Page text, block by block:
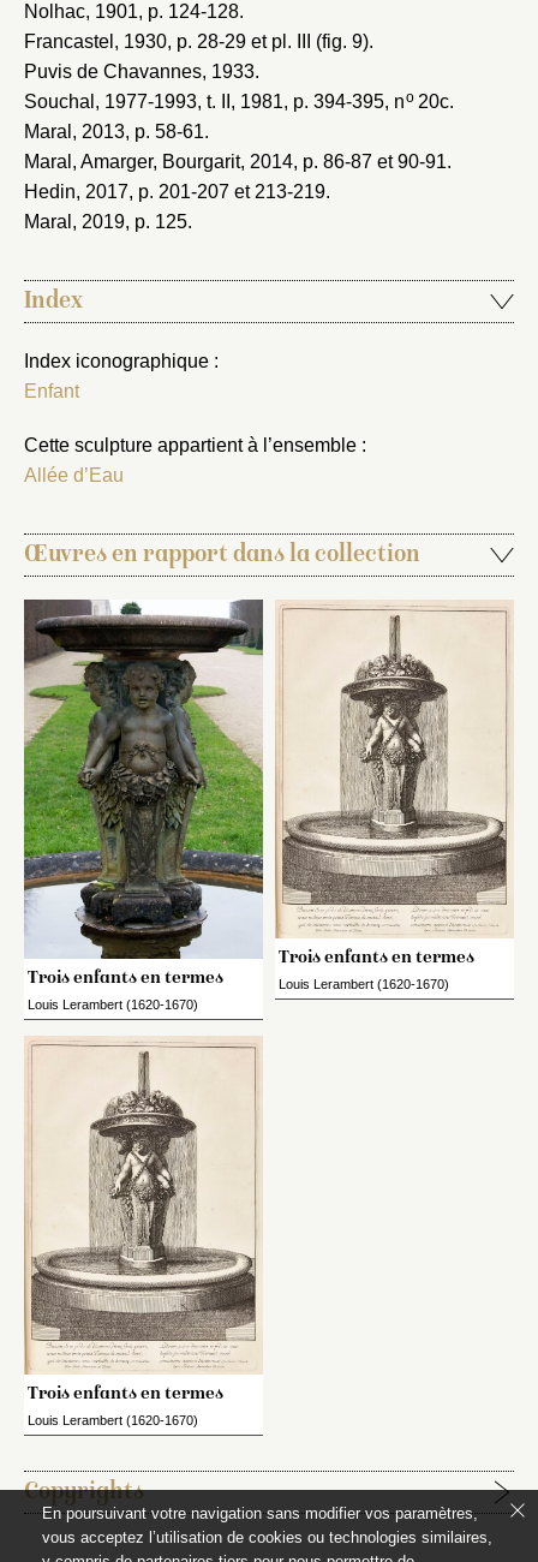
Nolhac, 1901, p. 124-128.
Francastel, 1930, p. 28-29 et pl. III (fig. 9).
Puvis de Chavannes, 1933.
Souchal, 1977-1993, t. II, 1981, p. 394-395, no20c.
Maral, 2013, p. 58-61.
Maral, Amarger, Bourgarit, 2014, p. 86-87 et 90-91.
Hedin, 2017, p. 201-207 et 213-219.
Maral, 2019, p. 125.
Index
Index iconographique :
Enfant
Cette sculpture appartient à l’ensemble :
Allée d’Eau
Œuvres en rapport dans la collection
Trois enfants en termes
Louis Lerambert (1620-1670)
Trois enfants en termes
Louis Lerambert (1620-1670)
Trois enfants en termes
Louis Lerambert (1620-1670)
Copyrights
Étapes de publication :
En poursuivant votre navigation sans modifier vos paramètres,
vous acceptez l’utilisation de cookies ou technologies similaires,